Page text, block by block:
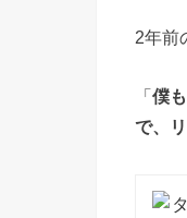
2年前
「僕
で、